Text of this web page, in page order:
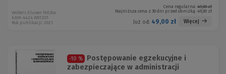
Cena regularna: 49,00 zł
Najniższa cena z 30 dni przed obniżką: 49,00 zł
Już od: 49,00 zł Więcej
Wolters Kluwer Polska
KAM-4424 W01Z01
Rok publikacji: 2021
-10 %
Postępowanie egzekucyjne i
zabezpieczające w administracji